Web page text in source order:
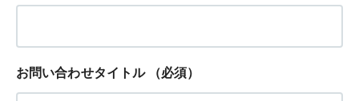
お問い合わせタイトル （必須）